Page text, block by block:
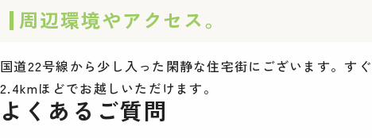
周辺環境やアクセス。
国道22号線から少し入った閑静な住宅街にございます。す
2.4kmほどでお越しいただけます。
よくあるご質問